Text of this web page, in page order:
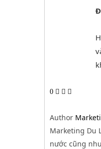
0
Author
Marketing Du
nước cũng